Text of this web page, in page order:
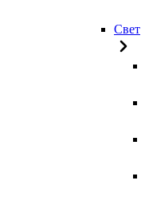
Свет